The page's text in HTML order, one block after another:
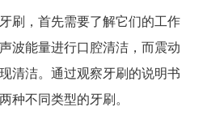
刷，首先需要了解它们的工作
波能量进行口腔清洁，而震动
清洁。通过观察牙刷的说明书
种不同类型的牙刷。